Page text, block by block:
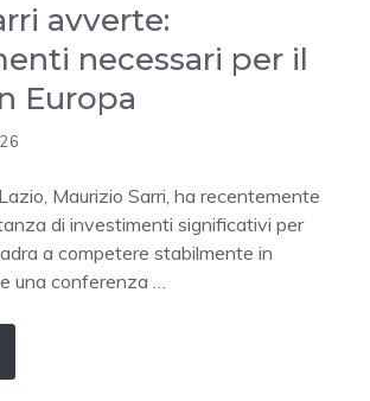
avverte:
necessari per il
Europa
Maurizio Sarri, ha recentemente
di investimenti significativi per
a competere stabilmente in
una conferenza …